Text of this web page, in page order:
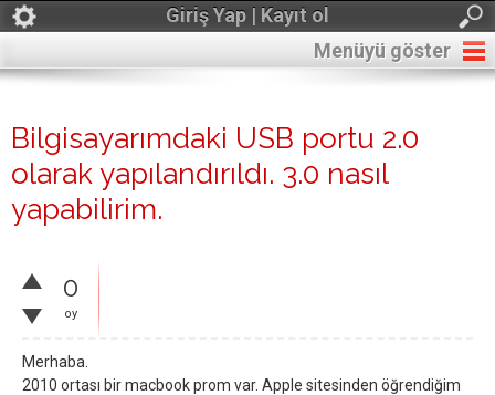
Giriş Yap | Kayıt ol
Menüyü göster
Bilgisayarımdaki USB portu 2.0
olarak yapılandırıldı. 3.0 nasıl
yapabilirim.
0
oy
Merhaba.
2010 ortası bir macbook prom var. Apple sitesinden öğrendiğim